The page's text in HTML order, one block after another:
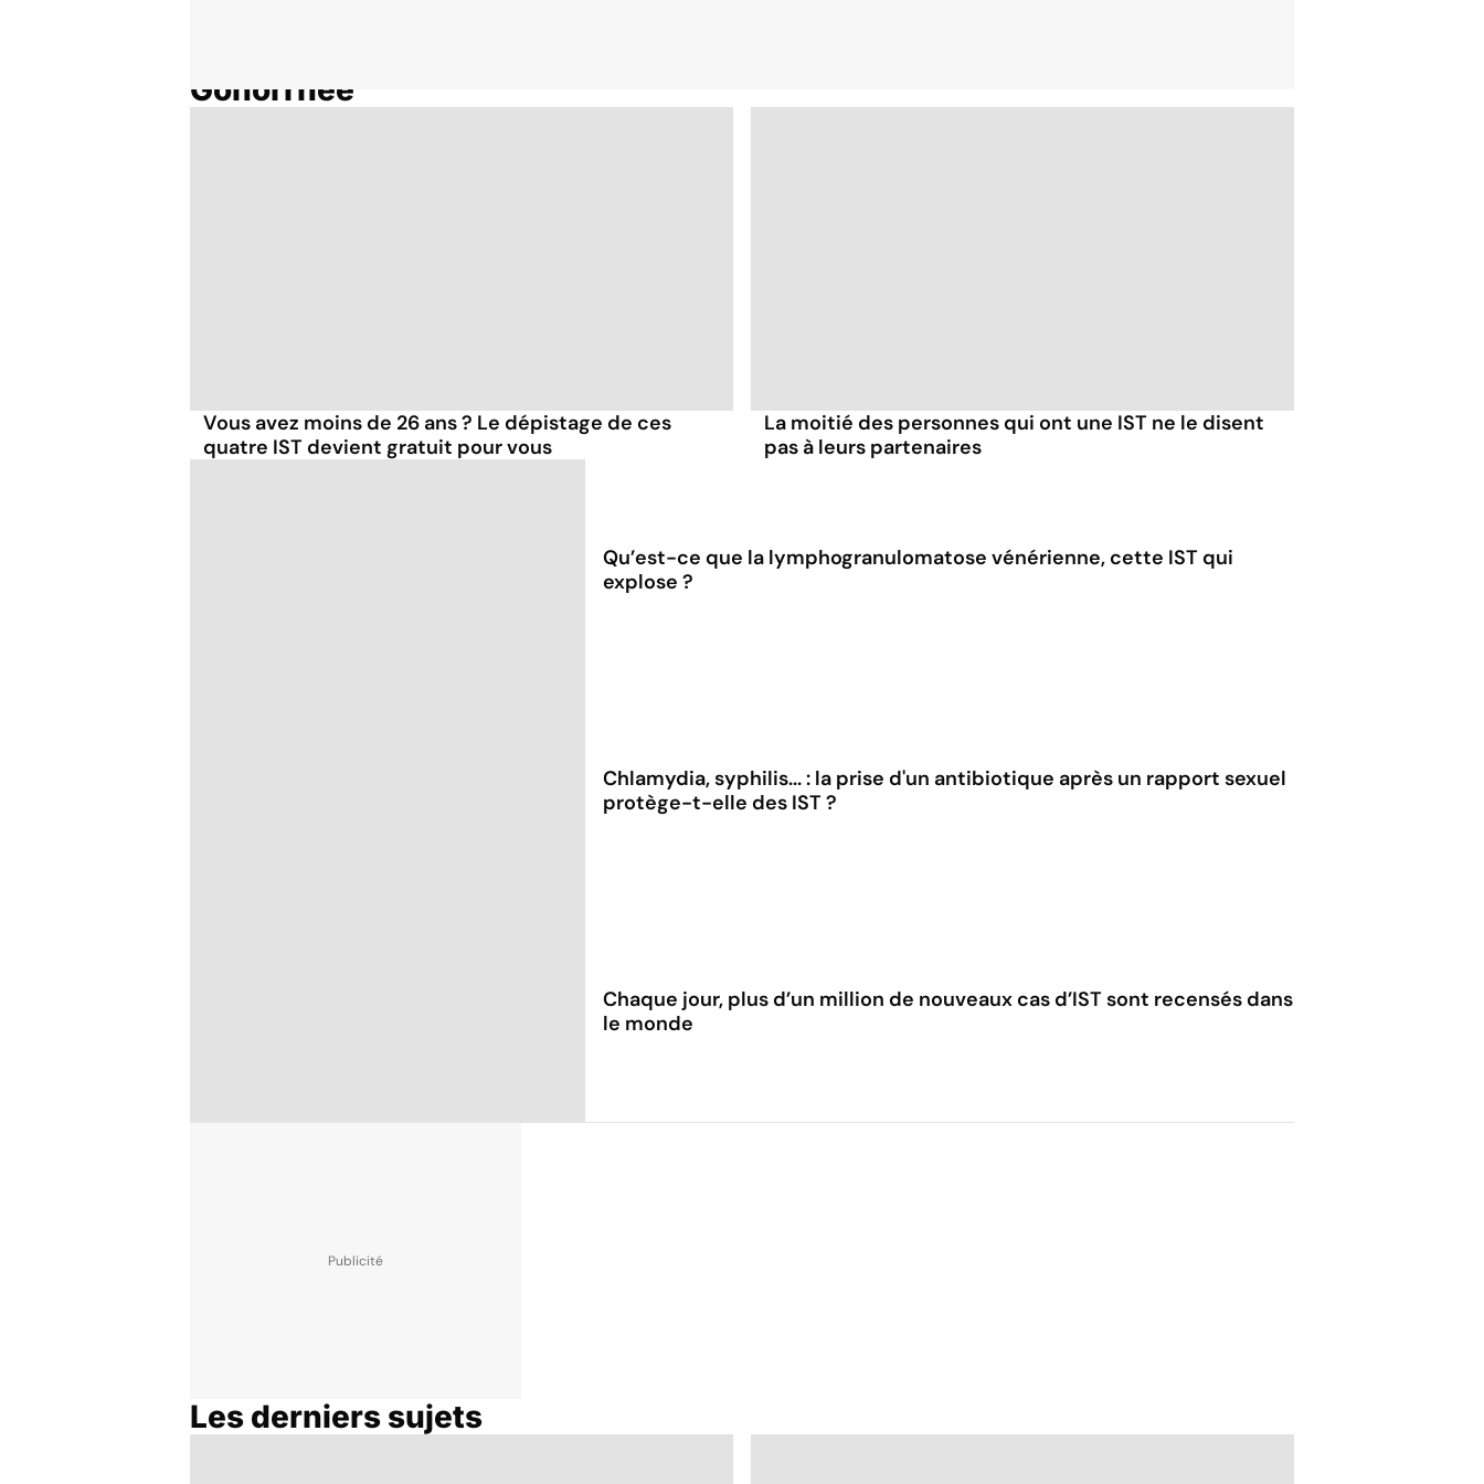
Gonorrhée
Vous avez moins de 26 ans ? Le dépistage de ces
quatre IST devient gratuit pour vous
La moitié des personnes qui ont une IST ne le disent
pas à leurs partenaires
Qu’est-ce que la lymphogranulomatose vénérienne, cette IST qui
explose ?
Chlamydia, syphilis... : la prise d'un antibiotique après un rapport sexuel
protège-t-elle des IST ?
Chaque jour, plus d’un million de nouveaux cas d’IST sont recensés dans
le monde
Les derniers sujets